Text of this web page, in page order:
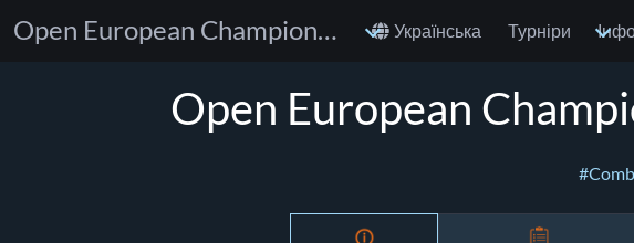
Open European Championships for Children and Cadets CJJ Українська Турніри
Open European